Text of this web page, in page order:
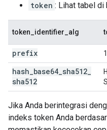
token : Lihat tabel di
token_identifier_alg
prefix
hash base64 sha512
sha512
Jika Anda berintegrasi
indeks token Anda